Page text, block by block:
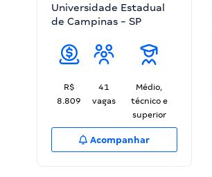
Universidade Estadual
de Campinas - SP
R$
8.809
41
vagas
Médio,
técnico e
superior
Acompanhar